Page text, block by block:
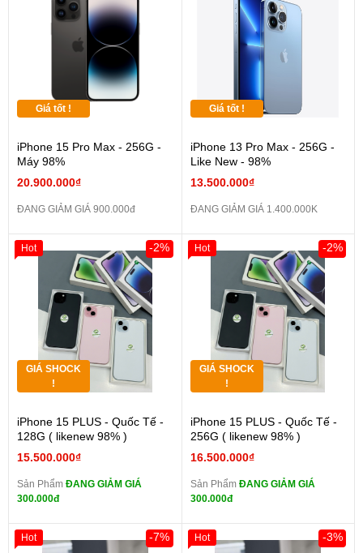
Giá tốt !
iPhone 15 Pro Max - 256G -
Máy 98%
20.900.000₫
ĐANG GIẢM GIÁ 900.000đ
Giá tốt !
iPhone 13 Pro Max - 256G -
Like New - 98%
13.500.000₫
ĐANG GIẢM GIÁ 1.400.000K
GIÁ SHOCK
!
iPhone 15 PLUS - Quốc Tế -
128G ( likenew 98% )
15.500.000₫
-2%
Sản Phẩm ĐANG GIẢM GIÁ
300.000đ
Hot
GIÁ SHOCK
!
iPhone 15 PLUS - Quốc Tế -
256G ( likenew 98% )
16.500.000₫
-2%
Sản Phẩm ĐANG GIẢM GIÁ
300.000đ
Hot
-7%
Hot -3%
Hot